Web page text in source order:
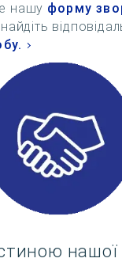
нашу форму